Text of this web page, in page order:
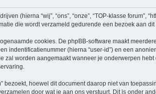
(hierna “wij”, “ons”, “onze”, “TOP-klasse forum”,
die wordt verzameld gedurende een bezoek aan
cookies. De phpBB-software maakt
(hierna “user-id”) en een
worden aangemaakt wanneer je onderwerpen hebt
hoewel dit document daarop niet van
door wat je aan ons verstuurt. Dit is onder